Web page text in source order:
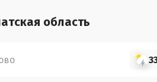
область